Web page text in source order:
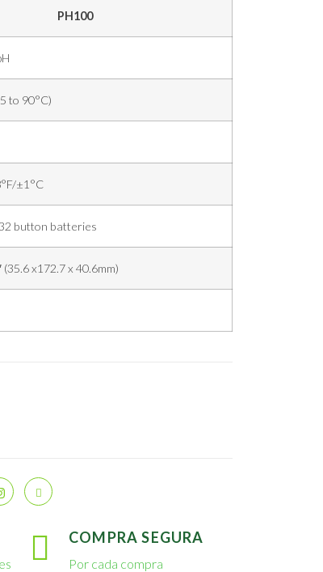
PH100
to 90°C)
±1°C
button batteries
(35.6 x172.7 x 40.6mm)
COMPRA SEGURA
Por cada compra